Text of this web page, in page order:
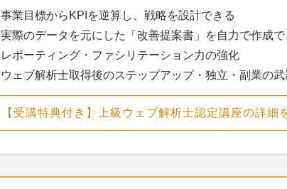
事業目標からKPIを逆算し、戦略を設計できる
実際のデータを元にした「改善提案書」を自力で作成で
レポーティング・ファシリテーション力の強化
ウェブ解析士取得後のステップアップ・独立・副業の武
【受講特典付き】上級ウェブ解析士認定講座の詳細